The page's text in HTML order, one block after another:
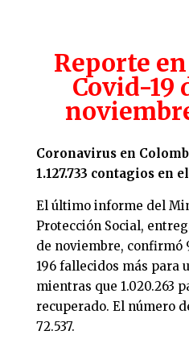
Reporte
Covid-19
Coronavirus en
1.127.733 contagios en
El último informe del
Protección Social,
de noviembre, confirmó
196 fallecidos más para
mientras que 1.020.263
recuperado. El número
72.537.